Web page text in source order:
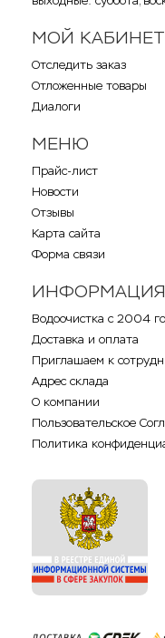
МОЙ КАБИНЕТ
Отследить заказ
Отложенные товары
Диалоги
МЕНЮ
Прайс-лист
Новости
Отзывы
Карта сайта
Форма связи
ИНФОРМАЦИЯ
Водоочистка с 2004
Доставка и оплата
Приглашаем к
Адрес склада
О компании
Пользовательское
Политика